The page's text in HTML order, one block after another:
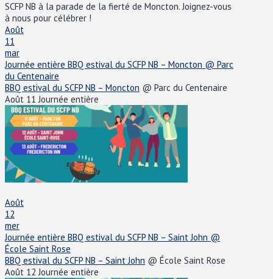
SCFP NB à la parade de la fierté de Moncton. Joignez-vous
à nous pour célébrer !
Août
11
mar
Journée entière BBQ estival du SCFP NB – Moncton @ Parc
du Centenaire
BBQ estival du SCFP NB – Moncton @ Parc du Centenaire
Août 11Journée entière
Août
12
mer
Journée entière BBQ estival du SCFP NB – Saint John @
École Saint Rose
BBQ estival du SCFP NB – Saint John @ École Saint Rose
Août 12Journée entière